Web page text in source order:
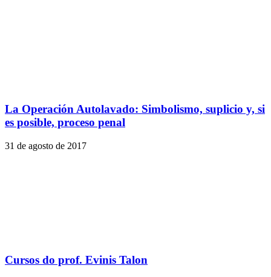
La Operación Autolavado: Simbolismo, suplicio y, si
es posible, proceso penal
31 de agosto de 2017
Cursos do prof. Evinis Talon